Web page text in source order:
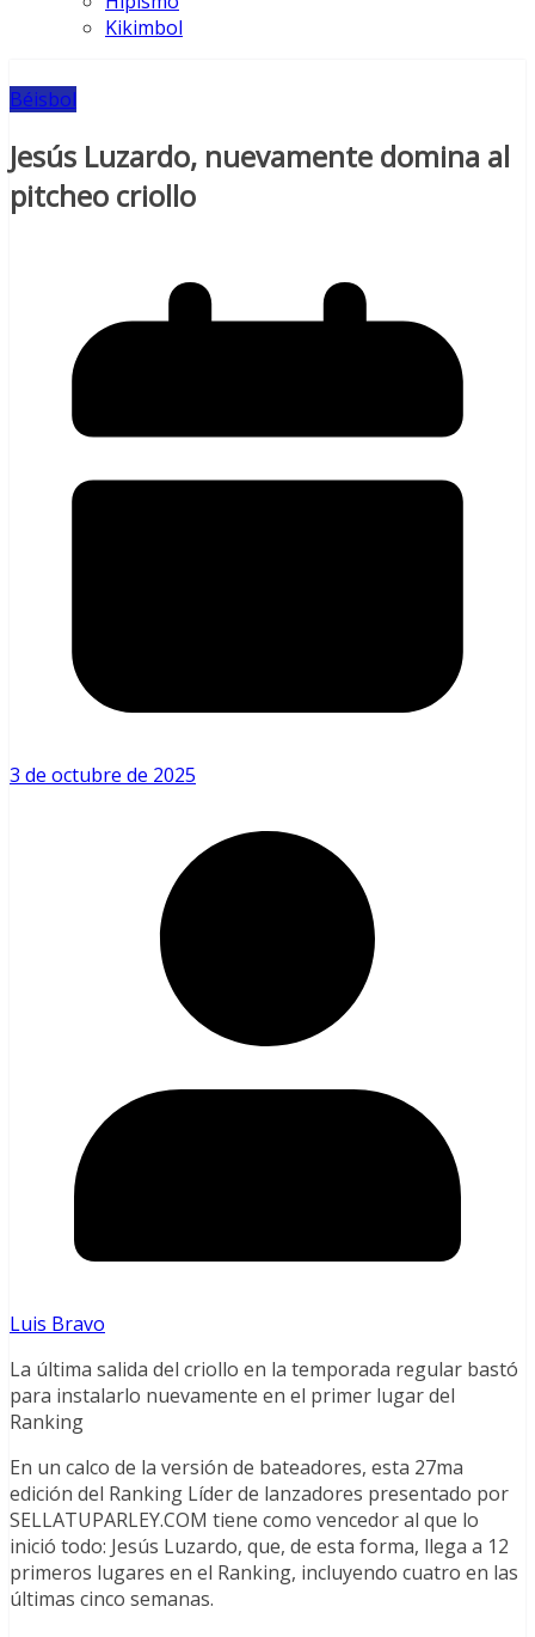
Kikimbol
Béisbol
Jesús Luzardo, nuevamente domina al
pitcheo criollo
3 de octubre de 2025
Luis Bravo
La última salida del criollo en la temporada regular bastó
para instalarlo nuevamente en el primer lugar del
Ranking
En un calco de la versión de bateadores, esta 27ma
edición del Ranking Líder de lanzadores presentado por
SELLATUPARLEY.COM tiene como vencedor al que lo
inició todo: Jesús Luzardo, que, de esta forma, llega a 12
primeros lugares en el Ranking, incluyendo cuatro en las
últimas cinco semanas.